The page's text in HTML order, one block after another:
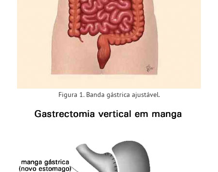
Figura 1. Banda gástrica ajustável.